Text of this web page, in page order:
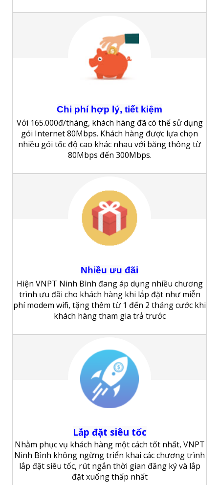
Chi phí hợp lý, tiết kiệm
Với 165.000đ/tháng, khách hàng đã có thể sử dụng
gói Internet 80Mbps. Khách hàng được lựa chọn
nhiều gói tốc độ cao khác nhau với băng thông từ
80Mbps đến 300Mbps.
Nhiều ưu đãi
Hiện VNPT Ninh Bình đang áp dụng nhiều chương
trình ưu đãi cho khách hàng khi lắp đặt như miễn
phí modem wifi, tặng thêm từ 1 đến 2 tháng cước khi
khách hàng tham gia trả trước
Lắp đặt siêu tốc
Nhằm phục vụ khách hàng một cách tốt nhất, VNPT
Ninh Bình không ngừng triển khai các chương trình
lắp đặt siêu tốc, rút ngắn thời gian đăng ký và lắp
đặt xuống thấp nhất